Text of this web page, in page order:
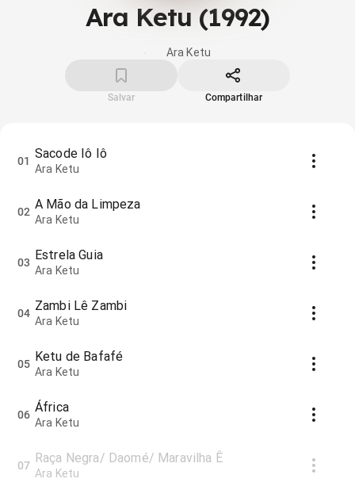
Ara Ketu (1992)
Ara Ketu
Salvar Compartilhar
01 Sacode Iô Iô
Ara Ketu
02 A Mão da Limpeza
Ara Ketu
03 Estrela Guia
Ara Ketu
04 Zambi Lê Zambi
Ara Ketu
05 Ketu de Bafafé
Ara Ketu
06 África
Ara Ketu
07 Raça Negra/ Daomé/ Maravilha Ê
Ara Ketu